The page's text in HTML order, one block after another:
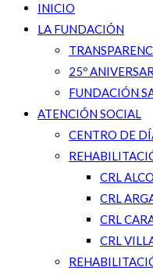
INICIO
LA FUNDACIÓN
25º
FUNDACIÓN
ATENCIÓN SOCIAL
CENTRO DE
CRL
CRL
CRL
CRL